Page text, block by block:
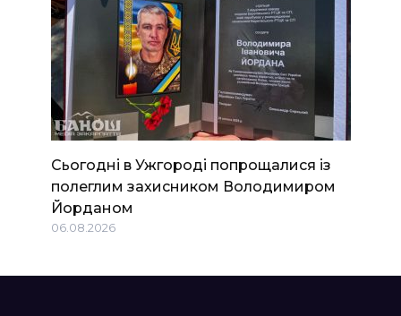
Сьогодні в Ужгороді попрощалися із
полеглим захисником Володимиром
Йорданом
06.08.2026